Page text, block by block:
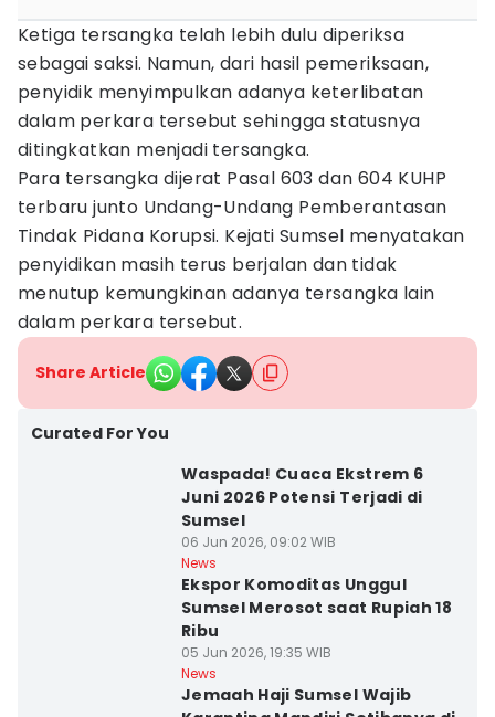
Ketiga tersangka telah lebih dulu diperiksa
sebagai saksi. Namun, dari hasil pemeriksaan,
penyidik menyimpulkan adanya keterlibatan
dalam perkara tersebut sehingga statusnya
ditingkatkan menjadi tersangka.
Para tersangka dijerat Pasal 603 dan 604 KUHP
terbaru junto Undang-Undang Pemberantasan
Tindak Pidana Korupsi. Kejati Sumsel menyatakan
penyidikan masih terus berjalan dan tidak
menutup kemungkinan adanya tersangka lain
dalam perkara tersebut.
Share Article
Curated For You
Waspada! Cuaca Ekstrem 6
Juni 2026 Potensi Terjadi di
Sumsel
06 Jun 2026, 09:02 WIB
News
Ekspor Komoditas Unggul
Sumsel Merosot saat Rupiah 18
Ribu
05 Jun 2026, 19:35 WIB
News
Jemaah Haji Sumsel Wajib